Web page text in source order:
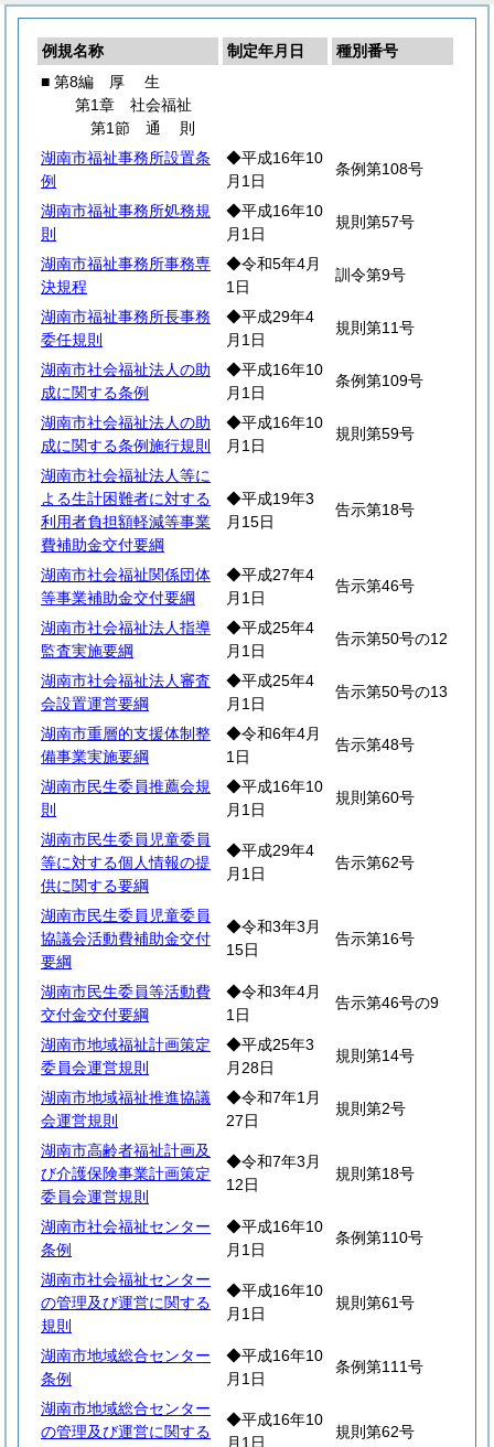
例規名称 制定年月日
種別番号
■ 第8編 厚 生
第1章 社会福祉
第1節 通 則
湖南市福祉事務所設置条
例
◆平成16年10
月1日
条例第108号
湖南市福祉事務所処務規
則
◆平成16年10
月1日
規則第57号
湖南市福祉事務所事務専
決規程
◆令和5年4月
1日
訓令第9号
湖南市福祉事務所長事務
委任規則
◆平成29年4
月1日
規則第11号
湖南市社会福祉法人の助
成に関する条例
◆平成16年10
月1日
条例第109号
湖南市社会福祉法人の助
成に関する条例施行規則
◆平成16年10
月1日
規則第59号
湖南市社会福祉法人等に
よる生計困難者に対する
利用者負担額軽減等事業
費補助金交付要綱
◆平成19年3
月15日
告示第18号
湖南市社会福祉関係団体
等事業補助金交付要綱
◆平成27年4
月1日
告示第46号
湖南市社会福祉法人指導
監査実施要綱
◆平成25年4
月1日
告示第50号の12
湖南市社会福祉法人審査
会設置運営要綱
◆平成25年4
月1日
告示第50号の13
湖南市重層的支援体制整
備事業実施要綱
◆令和6年4月
1日
告示第48号
湖南市民生委員推薦会規
則
◆平成16年10
月1日
規則第60号
湖南市民生委員児童委員
等に対する個人情報の提
供に関する要綱
◆平成29年4
月1日
告示第62号
湖南市民生委員児童委員
協議会活動費補助金交付
要綱
◆令和3年3月
15日
告示第16号
湖南市民生委員等活動費
交付金交付要綱
◆令和3年4月
1日
告示第46号の9
湖南市地域福祉計画策定
委員会運営規則
◆平成25年3
月28日
規則第14号
湖南市地域福祉推進協議
会運営規則
◆令和7年1月
27日
規則第2号
湖南市高齢者福祉計画及
び介護保険事業計画策定
委員会運営規則
◆令和7年3月
12日
規則第18号
湖南市社会福祉センター
条例
◆平成16年10
月1日
条例第110号
湖南市社会福祉センター
の管理及び運営に関する
規則
◆平成16年10
月1日
規則第61号
湖南市地域総合センター
条例
◆平成16年10
月1日
条例第111号
湖南市地域総合センター
の管理及び運営に関する
◆平成16年10
月1日
規則第62号